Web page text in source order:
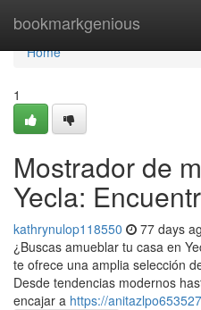
bookmarkgenious
Home
Home
1
Mostrador de
Yecla:
kathrynulop118550 77 days
¿Buscas amueblar tu casa en
te ofrece una amplia selección
Desde tendencias modernos
encajar a https://